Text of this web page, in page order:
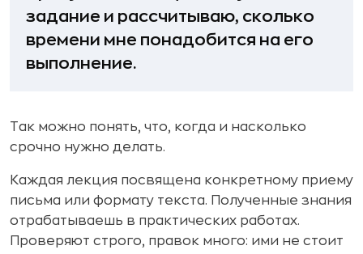
задание и рассчитываю, сколько
времени мне понадобится на его
выполнение.
Так можно понять, что, когда и насколько
срочно нужно делать.
Каждая лекция посвящена конкретному приему
письма или формату текста. Полученные знания
отрабатываешь в практических работах.
Проверяют строго, правок много: ими не стоит